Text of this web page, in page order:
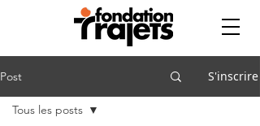
Post S'inscrire
Tous les posts